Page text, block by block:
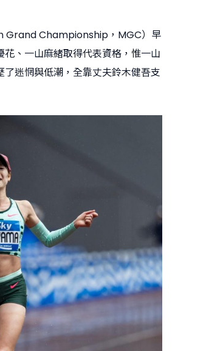
Grand Championship，MGC）早
、一山麻緒取得代表資格，惟一山
迷惘與低潮，全靠丈夫鈴木健吾支